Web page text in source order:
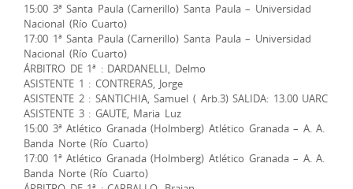
15:00 3ª Santa Paula (Carnerillo) Santa Paula – Universidad
Nacional (Río Cuarto)
17:00 1ª Santa Paula (Carnerillo) Santa Paula – Universidad
Nacional (Río Cuarto)
ÁRBITRO DE 1ª : DARDANELLI, Delmo
ASISTENTE 1 : CONTRERAS, Jorge
ASISTENTE 2 : SANTICHIA, Samuel ( Arb.3) SALIDA: 13.00 UARC
ASISTENTE 3 : GAUTE, Maria Luz
15:00 3ª Atlético Granada (Holmberg) Atlético Granada – A. A.
Banda Norte (Río Cuarto)
17:00 1ª Atlético Granada (Holmberg) Atlético Granada – A. A.
Banda Norte (Río Cuarto)